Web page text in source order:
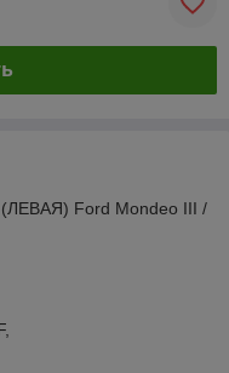
Ford Mondeo III /